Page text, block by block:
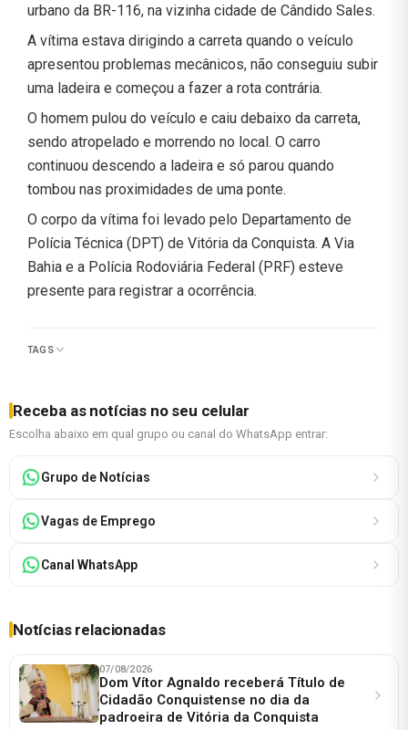
urbano da BR-116, na vizinha cidade de Cândido Sales.
A vítima estava dirigindo a carreta quando o veículo
apresentou problemas mecânicos, não conseguiu subir
uma ladeira e começou a fazer a rota contrária.
O homem pulou do veículo e caiu debaixo da carreta,
sendo atropelado e morrendo no local. O carro
continuou descendo a ladeira e só parou quando
tombou nas proximidades de uma ponte.
O corpo da vítima foi levado pelo Departamento de
Polícia Técnica (DPT) de Vitória da Conquista. A Via
Bahia e a Polícia Rodoviária Federal (PRF) esteve
presente para registrar a ocorrência.
TAGS
Receba as notícias no seu celular
Escolha abaixo em qual grupo ou canal do WhatsApp entrar:
Grupo de Notícias
Vagas de Emprego
Canal WhatsApp
Notícias relacionadas
07/08/2026
Dom Vítor Agnaldo receberá Título de
Cidadão Conquistense no dia da
padroeira de Vitória da Conquista